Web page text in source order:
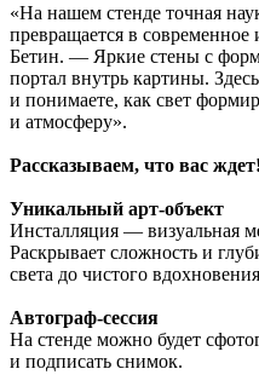
«На нашем стенде точная
превращается в
Бетин. — Яркие стены с
портал внутрь картины.
и понимаете, как свет
и атмосферу».
Рассказываем, что вас ждет!
Уникальный арт-объект
Инсталляция — визуальная
Раскрывает сложность и
света до чистого
Автограф-сессия
На стенде можно будет
и подписать снимок.